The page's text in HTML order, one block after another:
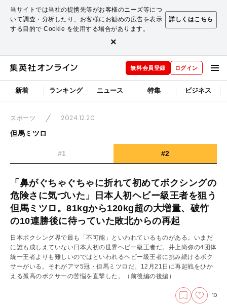
当サイトでは当社の提携先等がお客様のニーズ等につ
いて調査・分析したり、お客様にお勧めの広告を表示
する目的で Cookie を使用する場合があります。
詳しくはこちら
×
無料会員登録 ログイン
新着 ランキング ニュース 特集 ビジネス
スポーツ
2024.12.20
但馬ミツロ
#1 #2
「鼻がぐちゃぐちゃに折れて初めてボクシングの
危険さに気づいた」日本人初ヘビー級王者を狙う
但馬ミツロ。81kgから120kg超の大増量、破竹
の10連勝後に待っていた敗北からの再起
日本ボクシング界で最も「不可能」といわれているものがある。いまだ
に誰も成しえていない日本人初の世界ヘビー級王者だ。井上尚弥の4団体
統一王者よりも難しいのではといわれるヘビー級王者に挑み続けるボク
サーがいる。それがアマ5冠・但馬ミツロだ。12月21日に再起戦をひか
える孤高のボクサーの苦悩を直撃した。
（前後編の後編）
10